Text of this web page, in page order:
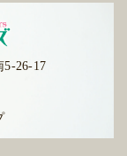
5-26-17